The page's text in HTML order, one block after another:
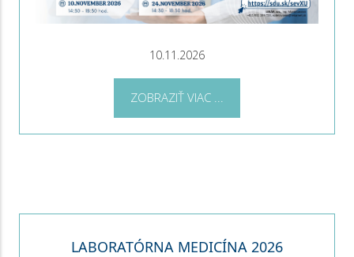
10.11.2026
ZOBRAZIŤ VIAC ...
LABORATÓRNA MEDICÍNA 2026